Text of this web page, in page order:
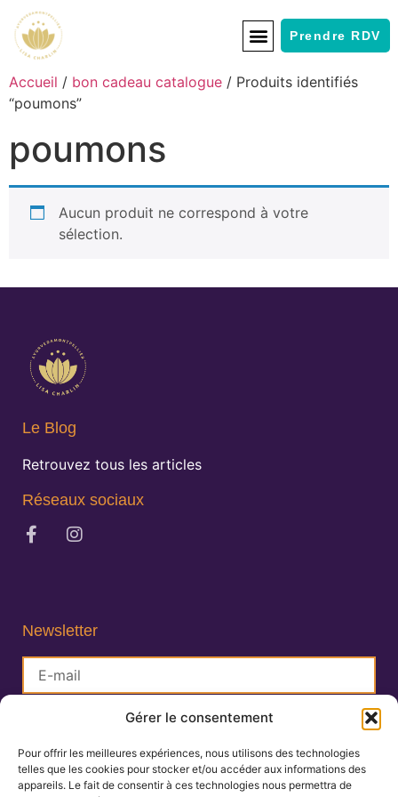
Gérer le consentement
Pour offrir les meilleures expériences, nous utilisons des technologies
telles que les cookies pour stocker et/ou accéder aux informations des
appareils. Le fait de consentir à ces technologies nous permettra de
Prendre RDV
Accueil / bon cadeau catalogue / Produits identifiés
“poumons”
poumons
Aucun produit ne correspond à votre
sélection.
Le Blog
Retrouvez tous les articles
Réseaux sociaux
Newsletter
S'inscrire
Lisa Charlin